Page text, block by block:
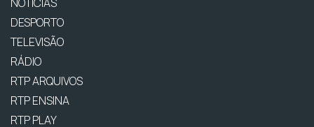
NOTÍCIAS
DESPORTO
TELEVISÃO
RÁDIO
RTP ARQUIVOS
RTP ENSINA
RTP PLAY